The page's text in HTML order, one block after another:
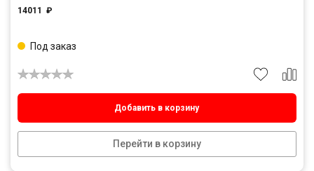
14011 ₽
Добавить в корзину
Перейти в корзину
Под заказ